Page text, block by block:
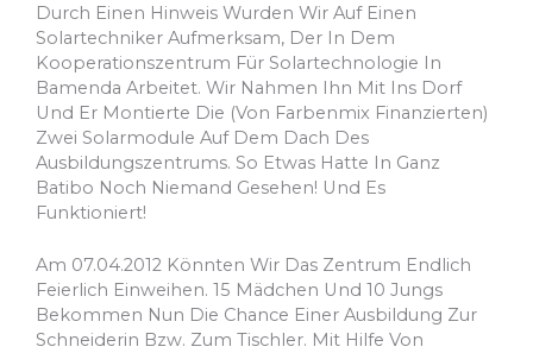
Durch Einen Hinweis Wurden Wir Auf Einen
Solartechniker Aufmerksam, Der In Dem
Kooperationszentrum Für Solartechnologie In
Bamenda Arbeitet. Wir Nahmen Ihn Mit Ins Dorf
Und Er Montierte Die (von Farbenmix Finanzierten)
Zwei Solarmodule Auf Dem Dach Des
Ausbildungszentrums. So Etwas Hatte In Ganz
Batibo Noch Niemand Gesehen! Und Es
Funktioniert!
Am 07.04.2012 Könnten Wir Das Zentrum Endlich
Feierlich Einweihen. 15 Mädchen Und 10 Jungs
Bekommen Nun Die Chance Einer Ausbildung Zur
Schneiderin Bzw. Zum Tischler. Mit Hilfe Von